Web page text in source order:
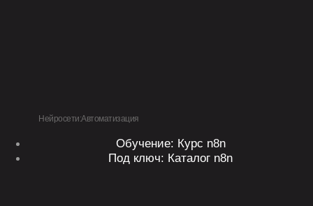
Нейросети:Автоматизация
Обучение: Курс n8n
Под ключ: Каталог n8n